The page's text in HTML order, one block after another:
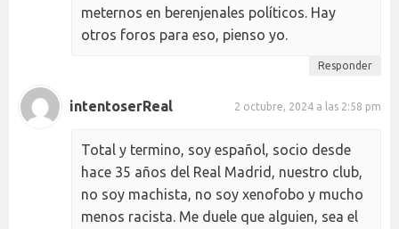
meternos en berenjenales políticos. Hay
otros foros para eso, pienso yo.
Responder
intentoserReal 2 octubre, 2024 a las 2:58 pm
Total y termino, soy español, socio desde
hace 35 años del Real Madrid, nuestro club,
no soy machista, no soy xenofobo y mucho
menos racista. Me duele que alguien, sea el